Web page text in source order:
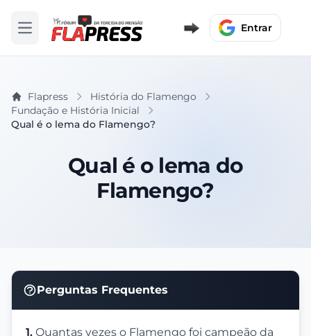
Abrir menu Entrar
Flapress
História do Flamengo
Fundação e História Inicial
Qual é o lema do Flamengo?
Qual é o lema do
Flamengo?
Perguntas Frequentes
1. Quantas vezes o Flamengo foi campeão da